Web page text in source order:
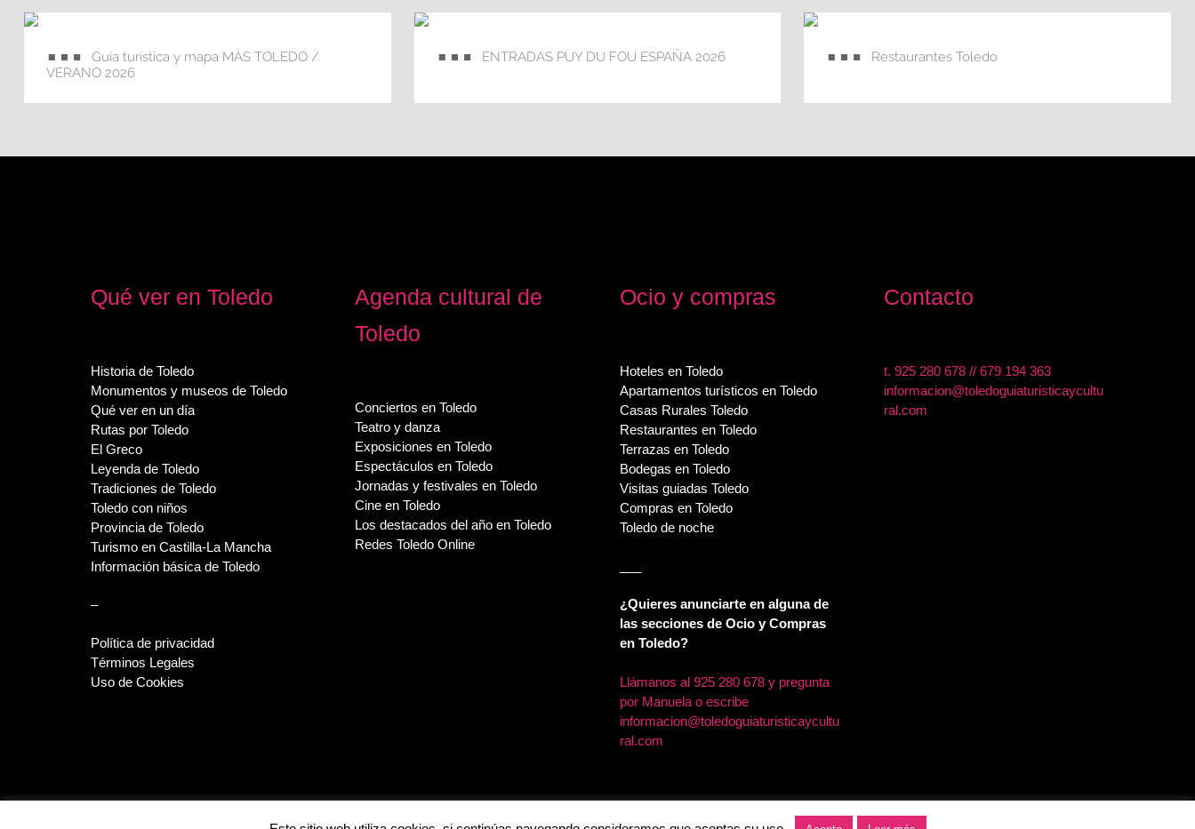
Guía turística y mapa MÁS TOLEDO /
VERANO 2026
ENTRADAS PUY DU FOU ESPAÑA 2026 Restaurantes Toledo
Qué ver en Toledo
Historia de Toledo
Monumentos y museos de Toledo
Qué ver en un día
Rutas por Toledo
El Greco
Leyenda de Toledo
Tradiciones de Toledo
Toledo con niños
Provincia de Toledo
Turismo en Castilla-La Mancha
Información básica de Toledo
–
Política de privacidad
Términos Legales
Uso de Cookies
Agenda cultural de
Toledo
Conciertos en Toledo
Teatro y danza
Exposiciones en Toledo
Espectáculos en Toledo
Jornadas y festivales en Toledo
Cine en Toledo
Los destacados del año en Toledo
Redes Toledo Online
Ocio y compras
Hoteles en Toledo
Apartamentos turísticos en Toledo
Casas Rurales Toledo
Restaurantes en Toledo
Terrazas en Toledo
Bodegas en Toledo
Visitas guiadas Toledo
Compras en Toledo
Toledo de noche
¿Quieres anunciarte en alguna de
las secciones de Ocio y Compras
en Toledo?
Llámanos al 925 280 678 y pregunta
por Manuela o escribe
informacion@toledoguiaturisticaycultu
ral.com
Contacto
t.925 280 678 //679 194 363
informacion@toledoguiaturisticaycultu
ral.com